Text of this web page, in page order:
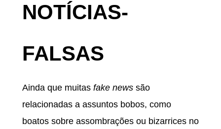
NOTÍCIAS-
FALSAS
Ainda que muitas fake newssão
relacionadas a assuntos bobos, como
boatos sobre assombrações ou bizarrices no